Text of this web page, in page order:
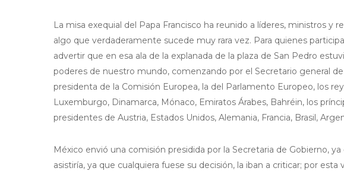
La misa exequial del Papa Francisco ha reunido a líderes, ministros y
algo que verdaderamente sucede muy rara vez. Para quienes
advertir que en esa ala de la explanada de la plaza de San Pedro
poderes de nuestro mundo, comenzando por el Secretario general
presidenta de la Comisión Europea, la del Parlamento Europeo, los
Luxemburgo, Dinamarca, Mónaco, Emiratos Árabes, Bahréin, los
presidentes de Austria, Estados Unidos, Alemania, Francia, Brasil,
México envió una comisión presidida por la Secretaria de Gobierno,
asistiría, ya que cualquiera fuese su decisión, la iban a criticar; por